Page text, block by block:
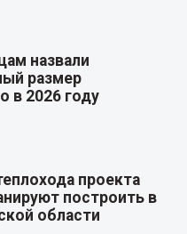
назвали
размер
в 2026 году
проекта
построить в
области